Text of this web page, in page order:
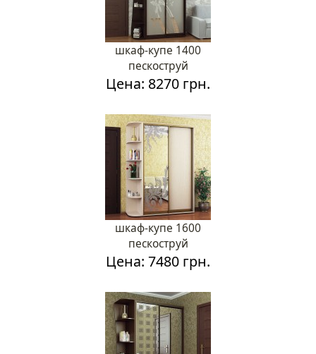
шкаф-купе 1400
пескоструй
Цена: 8270 грн.
шкаф-купе 1600
пескоструй
Цена: 7480 грн.